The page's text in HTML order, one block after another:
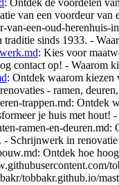
: Ontdek de voordelen
van een voordeur van
een-oud-
sinds 1933. -
: Kies voor
contact op! - Waarom
: Ontdek waarom
- ramen,
trappen.md: Ontdek
je huis met hout!
ramen-en-deuren.md:
Schrijnwerk in
Ontdek hoe
tobbakr.github.io/